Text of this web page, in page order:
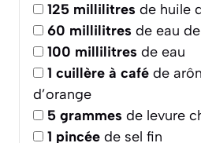
125 millilitres de huile
60 millilitres de eau
100 millilitres de eau
1 cuillère à café de
d’orange
5 grammes de levure
1 pincée de sel fin